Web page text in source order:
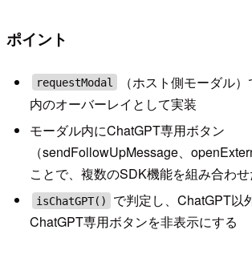
ポイント
requestModal
（ホスト側モーダル
内のオーバーレイとして実装
モーダル内にChatGPT専用ボタン
（sendFollowUpMessage、
ことで、複数のSDK機能を組み合わ
isChatGPT()
で判定し、ChatGPT以
ChatGPT専用ボタンを非表示にする